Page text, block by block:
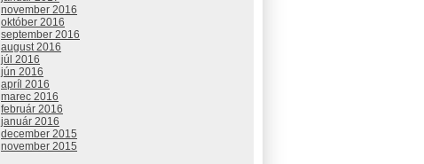
november 2016
október 2016
september 2016
august 2016
júl 2016
jún 2016
apríl 2016
marec 2016
február 2016
január 2016
december 2015
november 2015